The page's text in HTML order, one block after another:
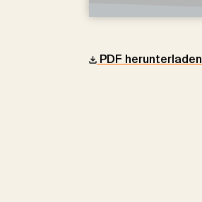
PDF herunterladen